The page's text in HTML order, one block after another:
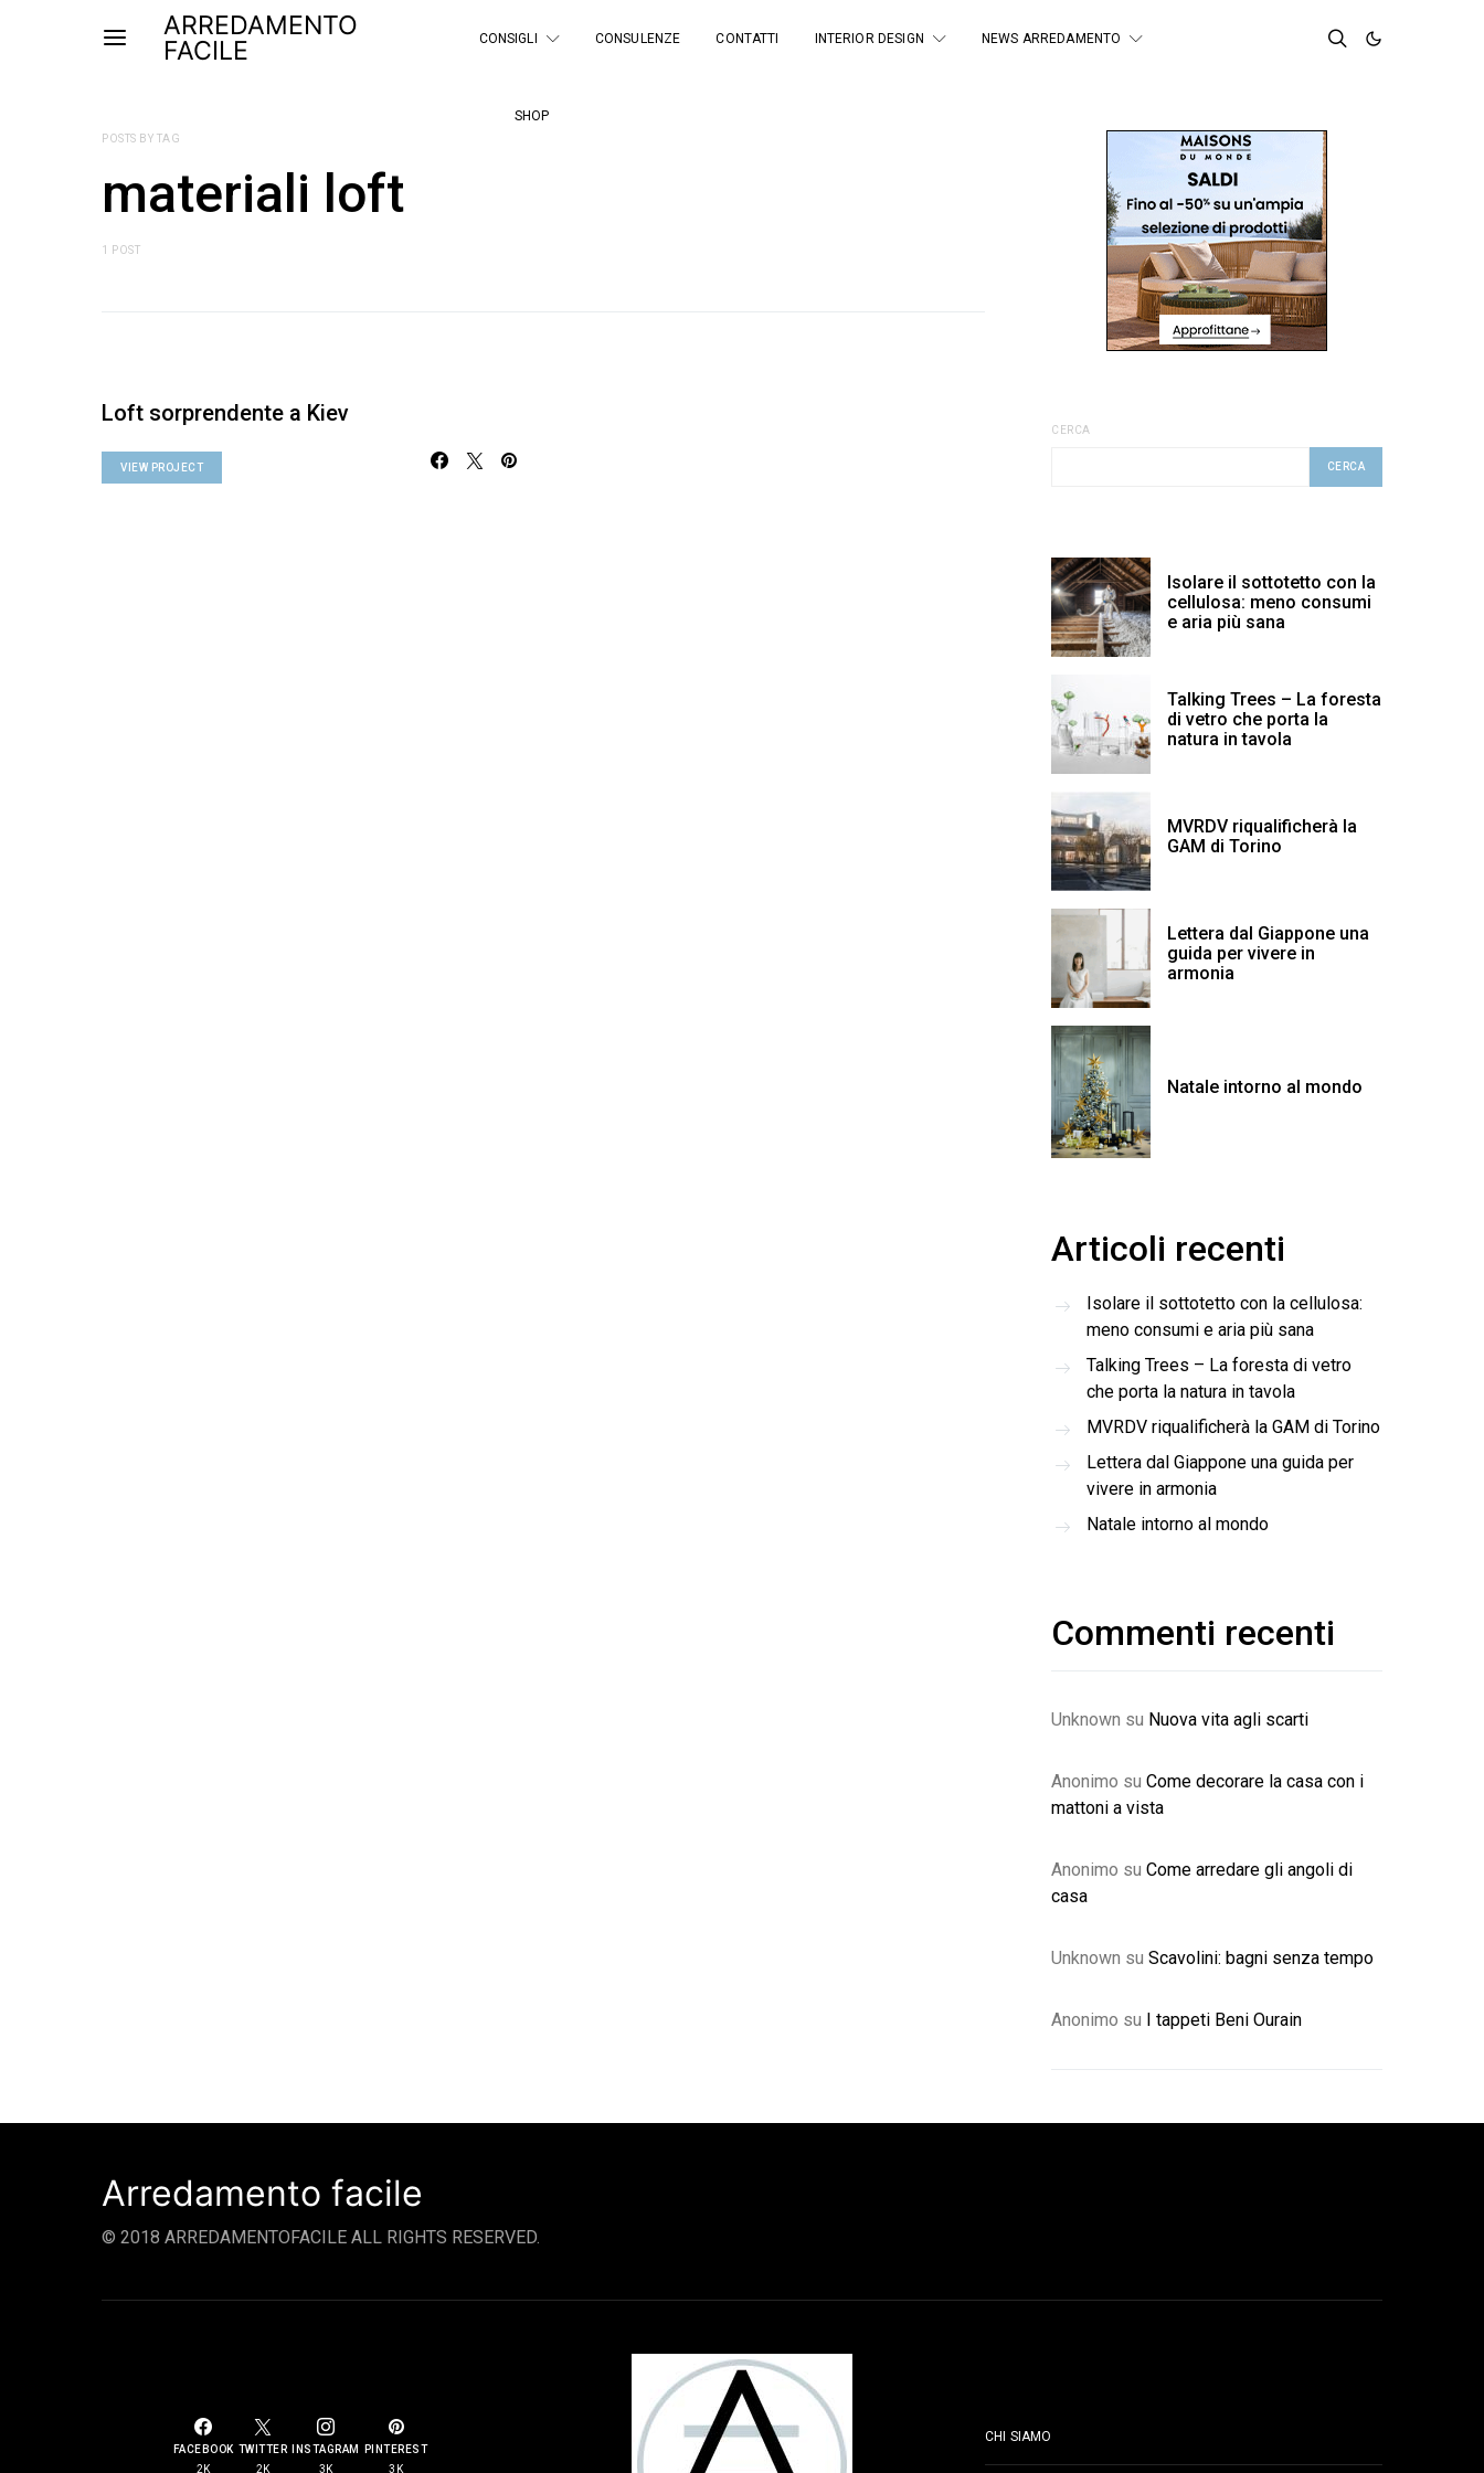
ARREDAMENTO
FACILE
CONSIGLI CONSULENZE CONTATTI INTERIOR DESIGN NEWS ARREDAMENTO
SHOP
POSTS BY TAG
materiali loft
1 POST
Loft sorprendente a Kiev
VIEW PROJECT
CERCA
CERCA
Isolare il sottotetto con la
cellulosa: meno consumi
e aria più sana
Talking Trees – La foresta
di vetro che porta la
natura in tavola
MVRDV riqualificherà la
GAM di Torino
Lettera dal Giappone una
guida per vivere in
armonia
Natale intorno al mondo
Articoli recenti
Isolare il sottotetto con la cellulosa:
meno consumi e aria più sana
Talking Trees – La foresta di vetro
che porta la natura in tavola
MVRDV riqualificherà la GAM di Torino
Lettera dal Giappone una guida per
vivere in armonia
Natale intorno al mondo
Commenti recenti
Unknown su Nuova vita agli scarti
Anonimo su Come decorare la casa con i
mattoni a vista
Anonimo su Come arredare gli angoli di
casa
Unknown su Scavolini: bagni senza tempo
Anonimo su I tappeti Beni Ourain
Arredamento facile
© 2018 ARREDAMENTOFACILE ALL RIGHTS RESERVED.
FACEBOOK
2K
TWITTER
2K
INSTAGRAM
3K
PINTEREST
3K
CHI SIAMO